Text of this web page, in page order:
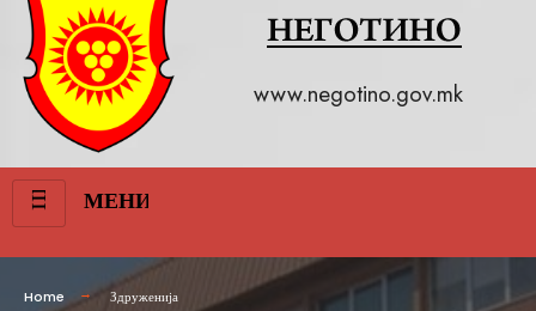
www.negotino.gov.mk
МЕНИ
III
Home Здруженија